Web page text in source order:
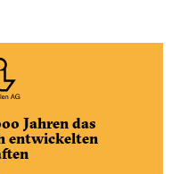
Jahren das
entwickelten